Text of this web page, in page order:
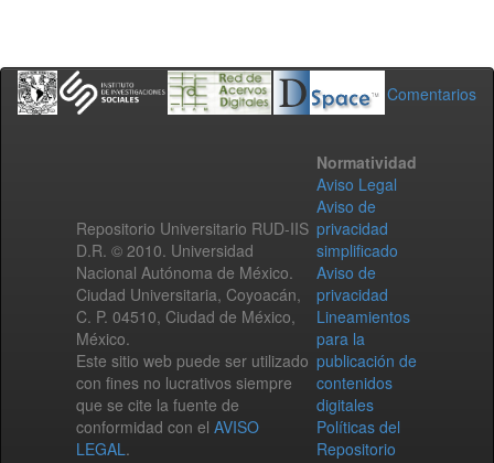
Comentarios
Repositorio Universitario RUD-IIS
D.R. © 2010. Universidad
Nacional Autónoma de México.
Ciudad Universitaria, Coyoacán,
C. P. 04510, Ciudad de México,
México.
Este sitio web puede ser utilizado
con fines no lucrativos siempre
que se cite la fuente de
conformidad con el AVISO
LEGAL.
Normatividad
Aviso Legal
Aviso de
privacidad
simplificado
Aviso de
privacidad
Lineamientos
para la
publicación de
contenidos
digitales
Políticas del
Repositorio